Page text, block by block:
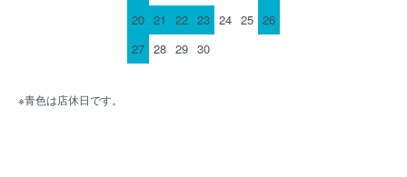
20 21 22 23 24 25 26
27 28 29 30
※青色は店休日です。